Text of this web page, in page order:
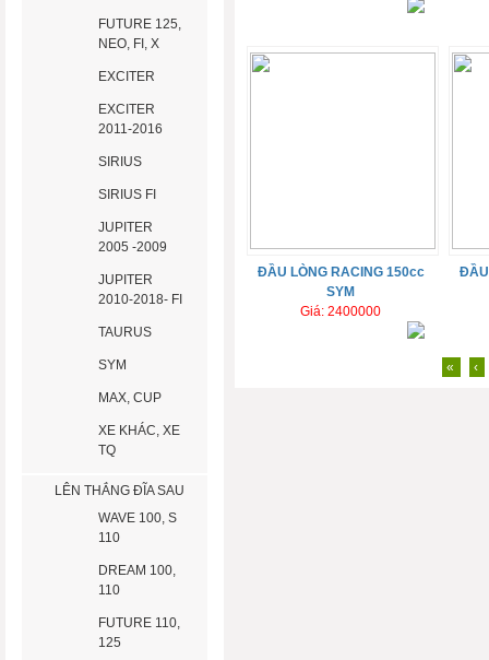
FUTURE 125,
NEO, FI, X
EXCITER
EXCITER
2011-2016
SIRIUS
SIRIUS FI
JUPITER
2005 -2009
JUPITER
2010-2018- FI
TAURUS
SYM
MAX, CUP
XE KHÁC, XE
TQ
LÊN THẮNG ĐĨA SAU
WAVE 100, S
110
DREAM 100,
110
FUTURE 110,
125
ĐẦU LÒNG RACING 150cc
SYM
Giá: 2400000
ĐẦU
« ‹